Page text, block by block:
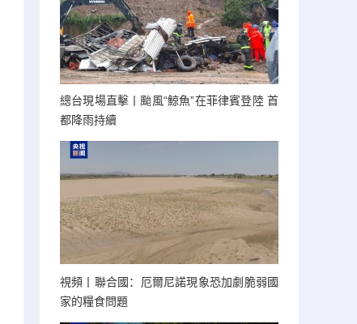
總台現場直擊丨颱風“鯨魚”在菲律賓登陸 首
都降雨持續
視頻丨聯合國：厄爾尼諾現象恐加劇脆弱國
家的糧食問題